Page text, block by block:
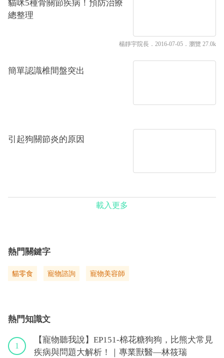
貓咪5種骨關節疾病！預防治療
總整理
楊靜宇院長 ．2016-07-05． 瀏覽 27.0k
簡單認識椎間盤突出‬
引起狗關節炎的原因
載入更多
熱門關鍵字
貓零食 寵物諮詢 寵物美容師
熱門知識文
1
【寵物聽我說】EP151-棉花糖狗狗，比熊犬常見
疾病與問題大解析！｜專業獸醫—林筱瑞